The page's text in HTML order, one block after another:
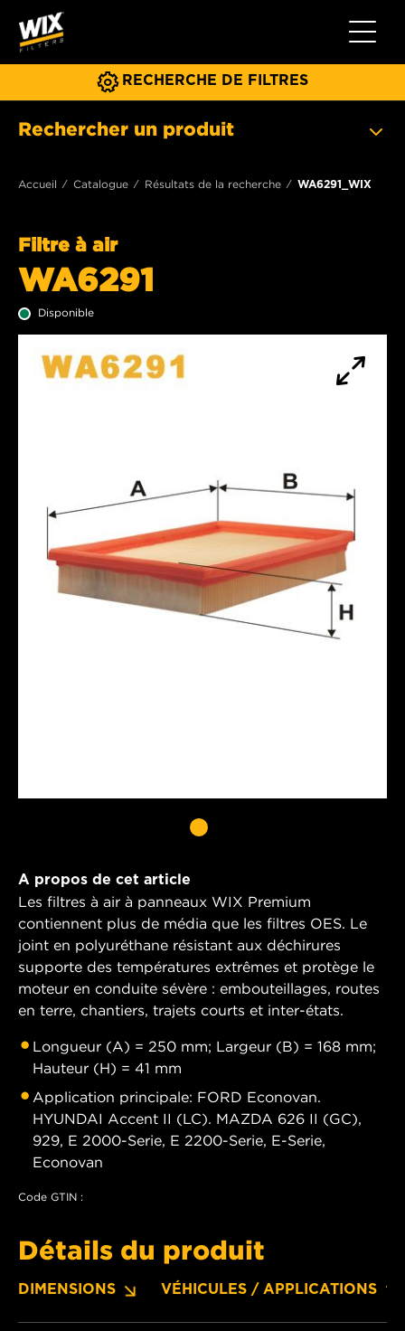
Toggle
RECHERCHE DE FILTRES
Rechercher un produit
Accueil Catalogue Résultats de la recherche WA6291_WIX
Filtre à air
WA6291
Disponible
A propos de cet article
Les filtres à air à panneaux WIX Premium
contiennent plus de média que les filtres OES. Le
joint en polyuréthane résistant aux déchirures
supporte des températures extrêmes et protège le
moteur en conduite sévère : embouteillages, routes
en terre, chantiers, trajets courts et inter-états.
Longueur (A) = 250 mm; Largeur (B) = 168 mm;
Hauteur (H) = 41 mm
Application principale: FORD Econovan.
HYUNDAI Accent II (LC). MAZDA 626 II (GC),
929, E 2000-Serie, E 2200-Serie, E-Serie,
Econovan
Code GTIN :
Détails du produit
DIMENSIONS VÉHICULES / APPLICATIONS